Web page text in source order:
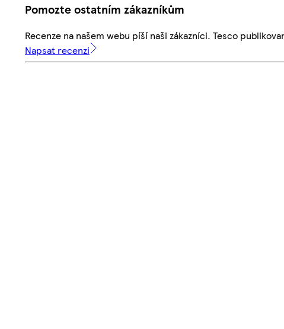
Pomozte ostatním zákazníkům
Recenze na našem webu píší naši zákazníci. Tesco
Napsat recenzi